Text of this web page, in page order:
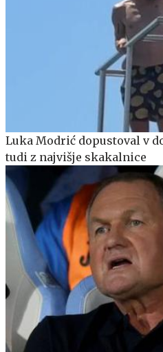
Luka Modrić dopustoval v
tudi z najvišje skakalnice